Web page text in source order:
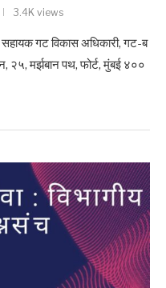
3.4K views
सहायक गट विकास अधिकारी, गट-ब
२५, मर्झबान पथ, फोर्ट, मुंबई ४००